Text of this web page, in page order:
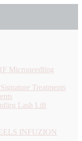
Microneedling
Treatments
Lash Lift
INFUZION